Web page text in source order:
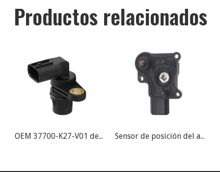
Productos relacionados
OEM 37700-K27-V01 del sensor del cigüeñal de la motocicleta de Honda PCX125 PCX150 Sensor de posición del acelerador TPS 1MS-E3750-00 para Yamaha New Battle Motorcycle